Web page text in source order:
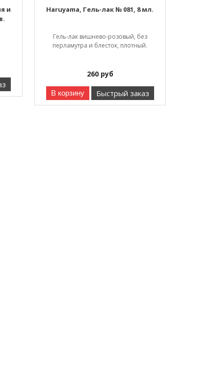
и
Haruyama, Гель-лак № 081, 8 мл.
Гель-лак вишнево-розовый, без
перламутра и блесток, плотный.
260руб
В корзину Быстрый заказ